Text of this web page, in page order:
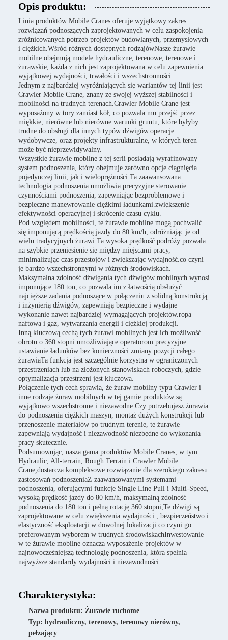
Opis produktu:
Linia produktów Mobile Cranes oferuje wyjątkowy zakres
rozwiązań podnoszących zaprojektowanych w celu zaspokojenia
zróżnicowanych potrzeb projektów budowlanych, przemysłowych
i ciężkich.Wśród różnych dostępnych rodzajówNasze żurawie
mobilne obejmują modele hydrauliczne, terenowe, terenowe i
żurawskie, każda z nich jest zaprojektowana w celu zapewnienia
wyjątkowej wydajności, trwałości i wszechstronności.
Jednym z najbardziej wyróżniających się wariantów tej linii jest
Crawler Mobile Crane, znany ze swojej wyższej stabilności i
mobilności na trudnych terenach.Crawler Mobile Crane jest
wyposażony w tory zamiast kół, co pozwala mu przejść przez
miękkie, nierówne lub nierówne warunki gruntu, które byłyby
trudne do obsługi dla innych typów dźwigów.operacje
wydobywcze, oraz projekty infrastrukturalne, w których teren
może być nieprzewidywalny.
Wszystkie żurawie mobilne z tej serii posiadają wyrafinowany
system podnoszenia, który obejmuje zarówno opcje ciągnięcia
pojedynczej linii, jak i wieloprężności.Ta zaawansowana
technologia podnoszenia umożliwia precyzyjne sterowanie
czynnościami podnoszenia, zapewniając bezproblemowe i
bezpieczne manewrowanie ciężkimi ładunkami.zwiększenie
efektywności operacyjnej i skrócenie czasu cyklu.
Pod względem mobilności, te żurawie mobilne mogą pochwalić
się imponującą prędkością jazdy do 80 km/h, odróżniając je od
wielu tradycyjnych żurawi.Ta wysoka prędkość podróży pozwala
na szybkie przeniesienie się między miejscami pracy,
minimalizując czas przestojów i zwiększając wydajność.co czyni
je bardzo wszechstronnymi w różnych środowiskach.
Maksymalna zdolność dźwigania tych dźwigów mobilnych wynosi
imponujące 180 ton, co pozwala im z łatwością obsłużyć
najcięższe zadania podnoszące.w połączeniu z solidną konstrukcją
i inżynierią dźwigów, zapewniają bezpieczne i wydajne
wykonanie nawet najbardziej wymagających projektów.ropa
naftowa i gaz, wytwarzania energii i ciężkiej produkcji.
Inną kluczową cechą tych żurawi mobilnych jest ich możliwość
obrotu o 360 stopni.umożliwiające operatorom precyzyjne
ustawianie ładunków bez konieczności zmiany pozycji całego
żurawiaTa funkcja jest szczególnie korzystna w ograniczonych
przestrzeniach lub na złożonych stanowiskach roboczych, gdzie
optymalizacja przestrzeni jest kluczowa.
Połączenie tych cech sprawia, że żuraw mobilny typu Crawler i
inne rodzaje żuraw mobilnych w tej gamie produktów są
wyjątkowo wszechstronne i niezawodne.Czy potrzebujesz żurawia
do podnoszenia ciężkich maszyn, montaż dużych konstrukcji lub
przenoszenie materiałów po trudnym terenie, te żurawie
zapewniają wydajność i niezawodność niezbędne do wykonania
pracy skutecznie.
Podsumowując, nasza gama produktów Mobile Cranes, w tym
Hydraulic, All-terrain, Rough Terrain i Crawler Mobile
Crane,dostarcza kompleksowe rozwiązanie dla szerokiego zakresu
zastosowań podnoszeniaZ zaawansowanymi systemami
podnoszenia, oferującymi funkcje Single Line Pull i Multi-Speed,
wysoką prędkość jazdy do 80 km/h, maksymalną zdolność
podnoszenia do 180 ton i pełną rotację 360 stopni,Te dźwigi są
zaprojektowane w celu zwiększenia wydajności., bezpieczeństwo i
elastyczność eksploatacji w dowolnej lokalizacji.co czyni go
preferowanym wyborem w trudnych środowiskachInwestowanie
w te żurawie mobilne oznacza wyposażenie projektów w
najnowocześniejszą technologię podnoszenia, która spełnia
najwyższe standardy wydajności i niezawodności.
Charakterystyka:
Nazwa produktu: Żurawie ruchome
Typ: hydrauliczny, terenowy, terenowy nierówny,
pełzający